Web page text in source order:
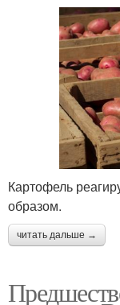
Картофель
образом.
читать дальше →